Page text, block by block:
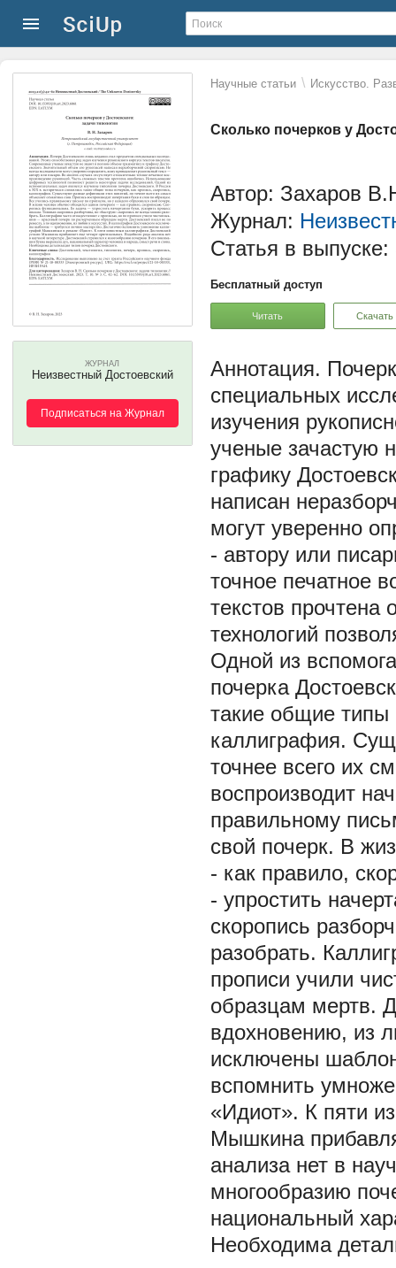
Научные статьи \ Искусство.
Сколько почерков у
ЖУРНАЛ
Неизвестный Достоевский
Подписаться на Журнал
Автор: Захаров
Журнал:
Статья в выпуске:
Бесплатный доступ
Читать Скачать
специальных
изучения
ученые зачастую
графику
написан
могут уверенно
- автору или
точное печатное
текстов
технологий
Одной из
почерка
такие общие типы
каллиграфия.
точнее всего их
воспроизводит
правильному
свой почерк. В
- как правило,
- упростить
скоропись
разобрать.
прописи учили
образцам мертв.
вдохновению, из
исключены
вспомнить
«Идиот». К пяти
Мышкина
анализа нет в
многообразию
национальный
Необходима